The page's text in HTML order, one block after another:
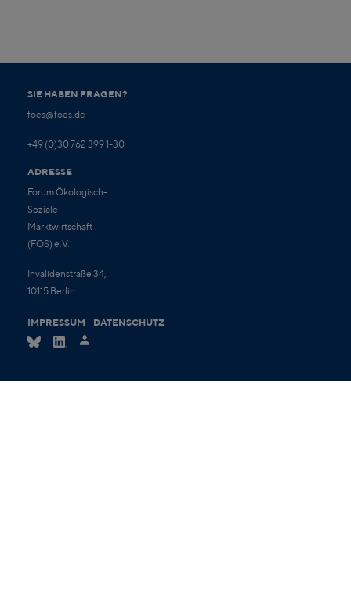
SIE HABEN FRAGEN?
foes@foes.de
+49 (0)30 762 399 1-30
ADRESSE
Forum Ökologisch-
Soziale
Marktwirtschaft
(FÖS) e.V.
Invalidenstraße 34,
10115 Berlin
IMPRESSUM DATENSCHUTZ